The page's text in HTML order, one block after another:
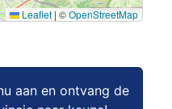
Leaflet | ©OpenStreetMap
aan en ontvang de